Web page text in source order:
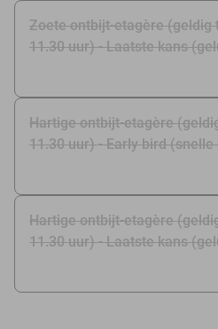
Zoete ontbijt-etagère (geldig
11.30 uur) - Laatste kans
Hartige ontbijt-etagère
11.30 uur) - Early bird (snelle
Hartige ontbijt-etagère
11.30 uur) - Laatste kans